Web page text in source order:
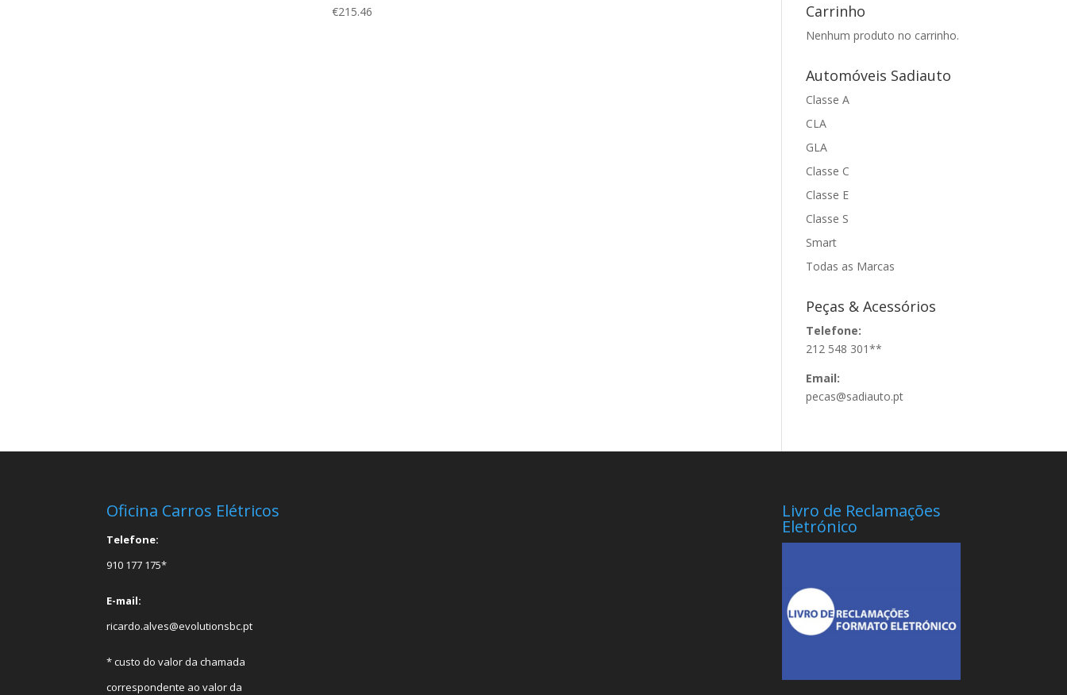
€215.46 Carrinho
Nenhum produto no carrinho.
Automóveis Sadiauto
Classe A
CLA
GLA
Classe C
Classe E
Classe S
Smart
Todas as Marcas
Peças & Acessórios
Telefone:
212 548 301**
Email:
pecas@sadiauto.pt
Oficina Carros Elétricos
Telefone:
910 177 175*
E-mail:
ricardo.alves@evolutionsbc.pt
* custo do valor da chamada
correspondente ao valor da
Livro de Reclamações
Eletrónico